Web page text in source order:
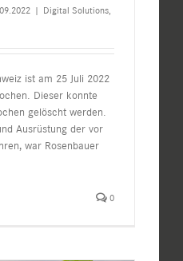
| Digital Solutions,
ist am 25 Juli 2022
Dieser konnte
gelöscht werden.
Ausrüstung der vor
war Rosenbauer
0